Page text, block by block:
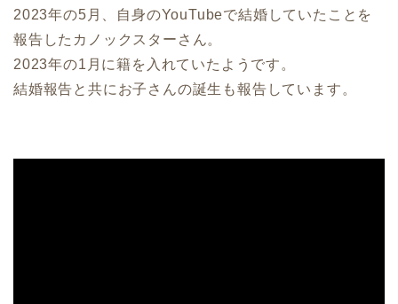
2023年の5月、自身のYouTubeで結婚していたことを
報告したカノックスターさん。
2023年の1月に籍を入れていたようです。
結婚報告と共にお子さんの誕生も報告しています。